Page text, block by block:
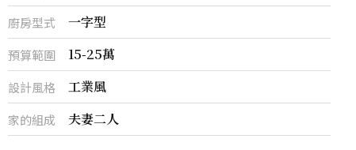
廚房型式 一字型
預算範圍 15-25萬
設計風格 工業風
家的組成 夫妻二人